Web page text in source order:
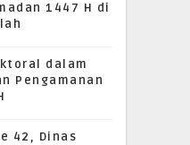
1447 H di
dalam
Pengamanan
42, Dinas